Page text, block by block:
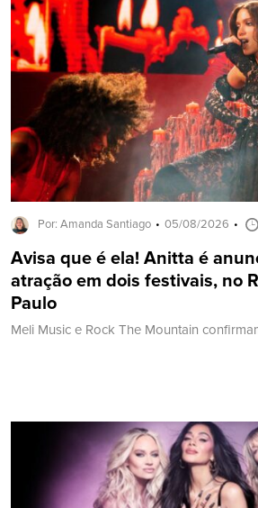
Por: Amanda Santiago 05/08/2026
Avisa que é ela! Anitta é
atração em dois festivais, no
Paulo
Meli Music e Rock The Mountain